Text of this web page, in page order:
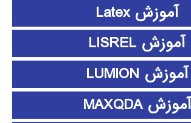
آموزش Latex
آموزش LISREL
آموزش LUMION
آموزش MAXQDA